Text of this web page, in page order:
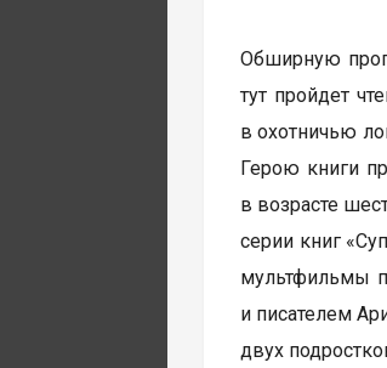
Обширную
тут пройдет
в охотничью
Герою книги
в возрасте
серии книг
мультфильмы
и писателем
двух